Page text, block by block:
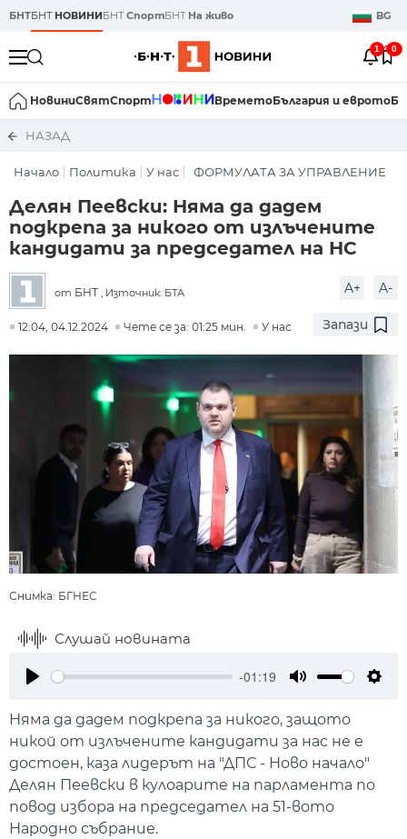
БНТБНТ НОВИНИБНТСпортБНТ На живо BG
1 0
НовиниСвятСпорт ВреметоБългария и еврото
НАЗАД
Начало Политика У нас ФОРМУЛАТА ЗА УПРАВЛЕНИЕ
Делян Пеевски: Няма да дадем
подкрепа за никого от излъчените
кандидати за председател на НС
от БНТ , Източник: БТА A+ A-
12:04, 04.12.2024 Чете се за: 01:25 мин. У нас Запази
Снимка: БГНЕС
Слушай новината
-01:19
Няма да дадем подкрепа за никого, защото
никой от излъчените кандидати за нас не е
достоен, каза лидерът на "ДПС - Ново начало"
Делян Пеевски в кулоарите на парламента по
повод избора на председател на 51-вото
Народно събрание.